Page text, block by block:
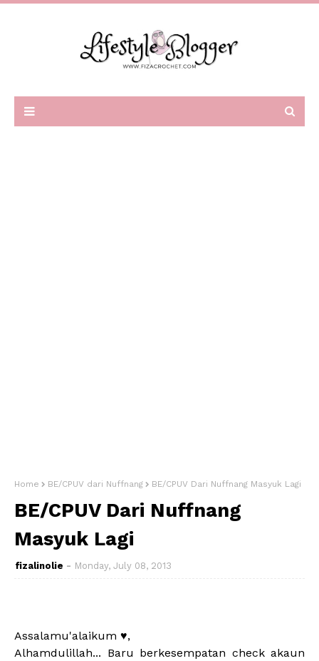
Home BE/CPUV dari Nuffnang BE/CPUV Dari Nuffnang Masyuk Lagi
BE/CPUV Dari Nuffnang
Masyuk Lagi
fizalinolie Monday, July 08, 2013
Assalamu'alaikum ♥,
Alhamdulillah... Baru berkesempatan check akaun